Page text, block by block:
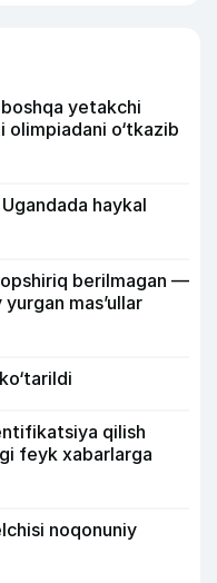
yetakchi
olimpiadani o‘tkazib
haykal
berilmagan —
mas’ullar
qilish
feyk xabarlarga
noqonuniy